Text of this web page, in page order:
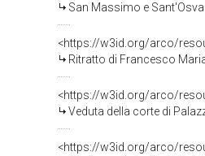
San Massimo e Sant'Osvaldo, San
<https://w3id.org/arco/
Ritratto di Francesco
<https://w3id.org/arco/
Veduta della corte di
<https://w3id.org/arco/